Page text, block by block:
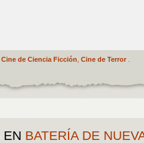
Cine de Ciencia Ficción Cine de Terror.
EN BATERÍA DE